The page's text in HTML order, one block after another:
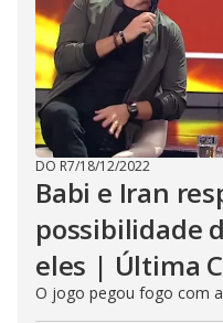
DO R7/18/12/2022
Babi e Iran
possibilidade
eles | Última
O jogo pegou fogo com